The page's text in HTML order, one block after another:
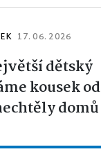
17. 06. 2026
dětský
kousek od
domů